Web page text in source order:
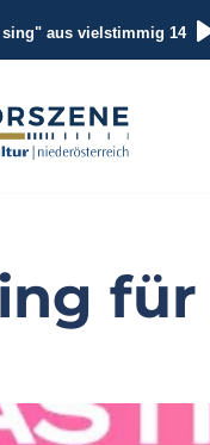
aus vielstimmig 14